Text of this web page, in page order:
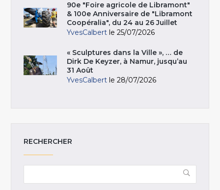
90e "Foire agricole de Libramont"
& 100e Anniversaire de "Libramont
Coopéralia", du 24 au 26 Juillet
YvesCalbert le 25/07/2026
« Sculptures dans la Ville », … de
Dirk De Keyzer, à Namur, jusqu’au
31 Août
YvesCalbert le 28/07/2026
RECHERCHER